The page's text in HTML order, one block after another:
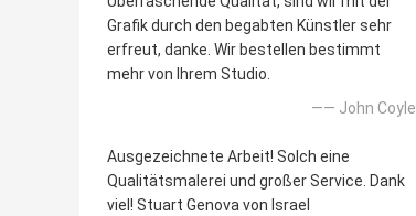
Grafik durch den begabten Künstler sehr
erfreut, danke. Wir bestellen bestimmt
mehr von Ihrem Studio.
—— John Coyle
Ausgezeichnete Arbeit! Solch eine
Qualitätsmalerei und großer Service. Dank
viel! Stuart Genova von Israel